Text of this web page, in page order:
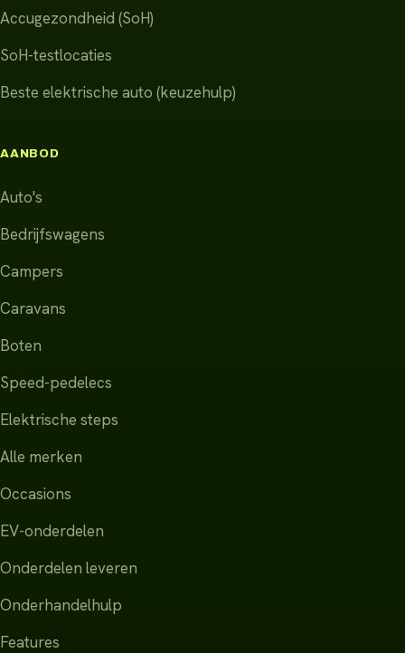
Accugezondheid (SoH)
SoH-testlocaties
Beste elektrische auto (keuzehulp)
AANBOD
Auto's
Bedrijfswagens
Campers
Caravans
Boten
Speed-pedelecs
Elektrische steps
Alle merken
Occasions
EV-onderdelen
Onderdelen leveren
Onderhandelhulp
Features